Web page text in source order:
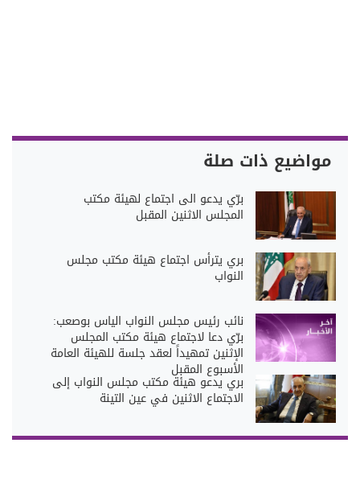
مواضيع ذات صلة
برّي يدعو الى اجتماع لهيئة مكتب
المجلس الاثنين المقبل
بري يترأس اجتماع هيئة مكتب مجلس
النواب
نائب رئيس مجلس النواب الياس بوصعب:
برّي دعا لاجتماع هيئة مكتب المجلس
الإثنين تمهيداً لعقد جلسة للهيئة العامة
الأسبوع المقبل
بري يدعو هيئة مكتب مجلس النواب إلى
الاجتماع الاثنين في عين التينة